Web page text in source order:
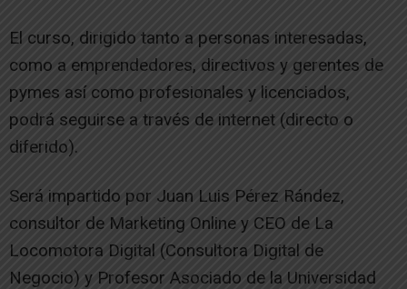
El curso, dirigido tanto a personas interesadas,
como a emprendedores, directivos y gerentes de
pymes así como profesionales y licenciados,
podrá seguirse a través de internet (directo o
diferido).
Será impartido por Juan Luis Pérez Rández,
consultor de Marketing Online y CEO de La
Locomotora Digital (Consultora Digital de
Negocio) y Profesor Asociado de la Universidad